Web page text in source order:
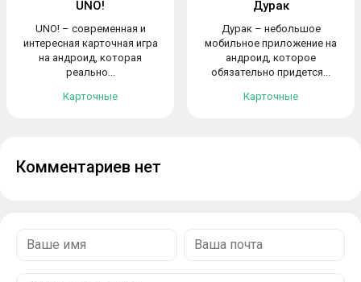
UNO!
UNO! – современная и
интересная карточная игра
на андроид, которая
реально...
Карточные
Дурак
Дурак – небольшое
мобильное приложение на
андроид, которое
обязательно придется...
Карточные
Комментариев нет